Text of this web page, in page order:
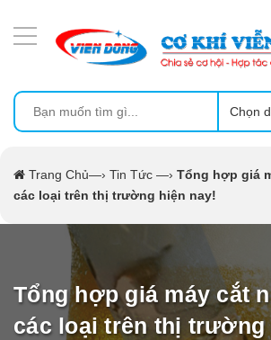
Chọn
Trang Chủ—› Tin Tức —› Tổng hợp giá
các loại trên thị trường hiện nay!
Tổng hợp giá máy cắt
các loại trên thị trường
MÁY ÉP MÍA TẠO BỌT
MÁY RỬA BÁT SIÊU ÂM
MÁY SẤY THỰC PHẨM CÔNG NGHIỆP
CẨM NANG